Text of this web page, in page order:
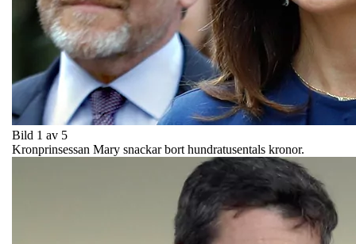
Bild 1 av 5
Kronprinsessan Mary snackar bort hundratusentals kronor.